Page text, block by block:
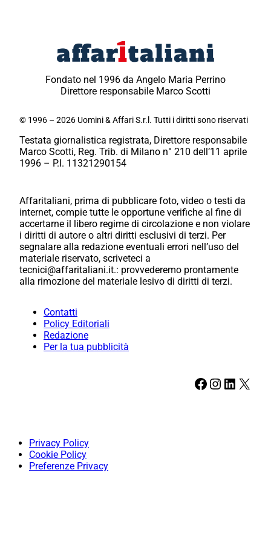
Fondato nel 1996 da Angelo Maria Perrino
Direttore responsabile Marco Scotti
© 1996 – 2026 Uomini & Affari S.r.l. Tutti i diritti sono riservati
Testata giornalistica registrata, Direttore responsabile
Marco Scotti, Reg. Trib. di Milano n° 210 dell’11 aprile
1996 – P.I. 11321290154
Affaritaliani, prima di pubblicare foto, video o testi da
internet, compie tutte le opportune verifiche al fine di
accertarne il libero regime di circolazione e non violare
i diritti di autore o altri diritti esclusivi di terzi. Per
segnalare alla redazione eventuali errori nell’uso del
materiale riservato, scriveteci a
tecnici@affaritaliani.it.: provvederemo prontamente
alla rimozione del materiale lesivo di diritti di terzi.
Contatti
Policy Editoriali
Redazione
Per la tua pubblicità
Facebook Instagram LinkedIn X
Privacy Policy
Cookie Policy
Preferenze Privacy